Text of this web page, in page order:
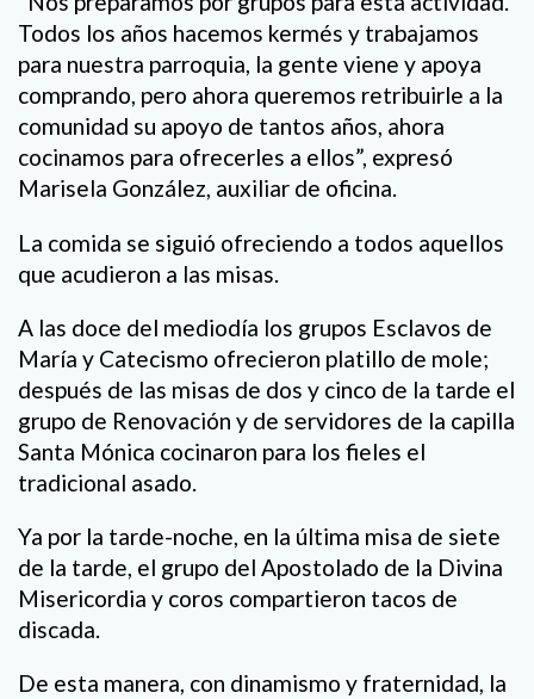
Todos los años hacemos kermés y trabajamos
para nuestra parroquia, la gente viene y apoya
comprando, pero ahora queremos retribuirle a la
comunidad su apoyo de tantos años, ahora
cocinamos para ofrecerles a ellos”, expresó
Marisela González, auxiliar de oficina.
La comida se siguió ofreciendo a todos aquellos
que acudieron a las misas.
A las doce del mediodía los grupos Esclavos de
María y Catecismo ofrecieron platillo de mole;
después de las misas de dos y cinco de la tarde el
grupo de Renovación y de servidores de la capilla
Santa Mónica cocinaron para los fieles el
tradicional asado.
Ya por la tarde-noche, en la última misa de siete
de la tarde, el grupo del Apostolado de la Divina
Misericordia y coros compartieron tacos de
discada.
De esta manera, con dinamismo y fraternidad, la